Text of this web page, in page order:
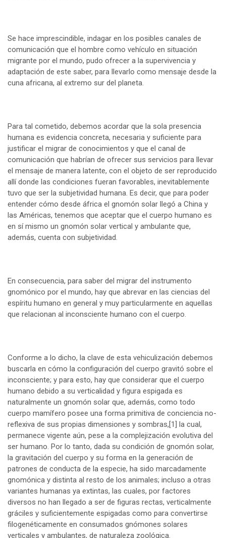
Se hace imprescindible, indagar en los posibles canales de
comunicación que el hombre como vehículo en situación
migrante por el mundo, pudo ofrecer a la supervivencia y
adaptación de este saber, para llevarlo como mensaje desde la
cuna africana, al extremo sur del planeta.
Para tal cometido, debemos acordar que la sola presencia
humana es evidencia concreta, necesaria y suficiente para
justificar el migrar de conocimientos y que el canal de
comunicación que habrían de ofrecer sus servicios para llevar
el mensaje de manera latente, con el objeto de ser reproducido
allí donde las condiciones fueran favorables, inevitablemente
tuvo que ser la subjetividad humana. Es decir, que para poder
entender cómo desde áfrica el gnomón solar llegó a China y
las Américas, tenemos que aceptar que el cuerpo humano es
en sí mismo un gnomón solar vertical y ambulante que,
además, cuenta con subjetividad.
En consecuencia, para saber del migrar del instrumento
gnomónico por el mundo, hay que abrevar en las ciencias del
espíritu humano en general y muy particularmente en aquellas
que relacionan al inconsciente humano con el cuerpo.
Conforme a lo dicho, la clave de esta vehiculización debemos
buscarla en cómo la configuración del cuerpo gravitó sobre el
inconsciente; y para esto, hay que considerar que el cuerpo
humano debido a su verticalidad y figura espigada es
naturalmente un gnomón solar que, además, como todo
cuerpo mamífero posee una forma primitiva de conciencia no-
reflexiva de sus propias dimensiones y sombras,[1] la cual,
permanece vigente aún, pese a la complejización evolutiva del
ser humano. Por lo tanto, dada su condición de gnomón solar,
la gravitación del cuerpo y su forma en la generación de
patrones de conducta de la especie, ha sido marcadamente
gnomónica y distinta al resto de los animales; incluso a otras
variantes humanas ya extintas, las cuales, por factores
diversos no han llegado a ser de figuras rectas, verticalmente
gráciles y suficientemente espigadas como para convertirse
filogenéticamente en consumados gnómones solares
verticales y ambulantes, de naturaleza zoológica.